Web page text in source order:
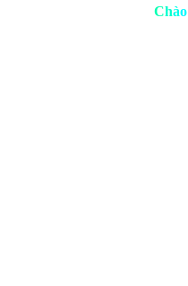
Chào